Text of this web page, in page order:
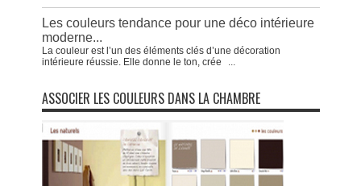
Les couleurs tendance pour une déco intérieure
moderne...
La couleur est l’un des éléments clés d’une décoration
intérieure réussie. Elle donne le ton, crée
...
ASSOCIER LES COULEURS DANS LA CHAMBRE